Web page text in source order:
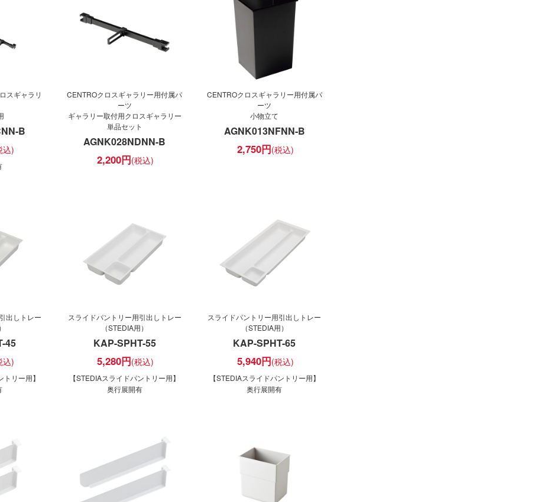
スギャラリ
B
CENTROクロスギャラリー用付属パ
ーツ
ギャラリー取付用クロスギャラリー
単品セット
AGNK028NDNN-B
2,200円
CENTROクロスギャラリー用付属パ
ーツ
小物立て
AGNK013NFNN-B
2,750円
出しトレー
45
トリー用】
スライドパントリー用引出しトレー
（STEDIA用）
KAP-SPHT-55
5,280円
【STEDIAスライドパントリー用】
奥行展開有
スライドパントリー用引出しトレー
（STEDIA用）
KAP-SPHT-65
5,940円
【STEDIAスライドパントリー用】
奥行展開有